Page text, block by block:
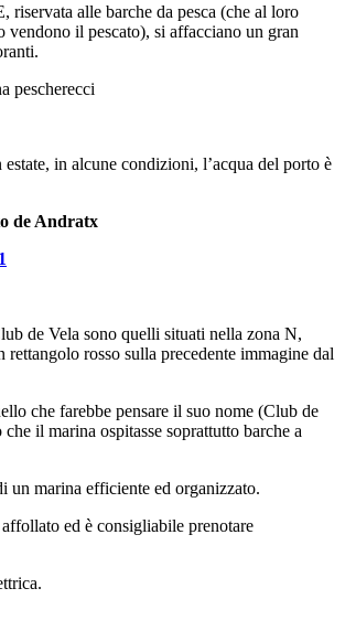
riservata alle barche da pesca (che al loro
vendono il pescato), si affacciano un gran
estate, in alcune condizioni, l’acqua del porto è
de Andratx
de Vela sono quelli situati nella zona N,
rettangolo rosso sulla precedente immagine dal
che farebbe pensare il suo nome (Club de
il marina ospitasse soprattutto barche a
un marina efficiente ed organizzato.
ed è consigliabile prenotare